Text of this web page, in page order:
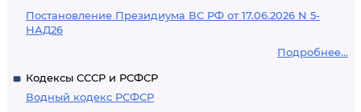
Постановление Президиума ВС РФ от 17.06.2026 N 5-
НАД26
Подробнее...
Кодексы СССР и РСФСР
Водный кодекс РСФСР